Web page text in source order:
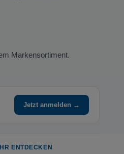
Markensortiment.
Jetzt anmelden →
ENTDECKEN